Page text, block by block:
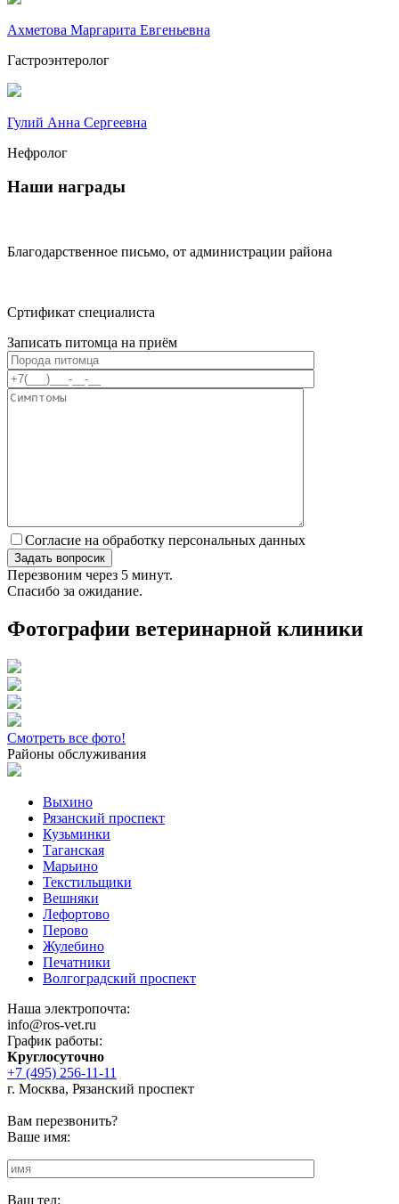
Ахметова Маргарита Евгеньевна
Гастроэнтеролог
Гулий Анна Сергеевна
Нефролог
Наши награды
Благодарственное письмо, от администрации района
Сртификат специалиста
Записать питомца на приём
Согласие на обработку персональных данных
Перезвоним через 5 минут.
Спасибо за ожидание.
Фотографии ветеринарной клиники
Смотреть все фото!
Районы обслуживания
Выхино
Рязанский проспект
Кузьминки
Таганская
Марьино
Текстильщики
Вешняки
Лефортово
Перово
Жулебино
Печатники
Волгоградский проспект
Наша электропочта:
info@ros-vet.ru
График работы:
Круглосуточно
+7 (495) 256-11-11
г. Москва, Рязанский проспект
Вам перезвонить?
Ваше имя:
Ваш тел: